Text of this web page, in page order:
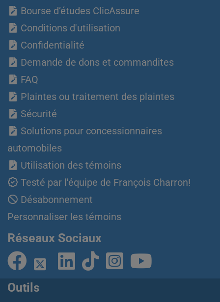
Bourse d’études ClicAssure
Conditions d'utilisation
Confidentialité
Demande de dons et commandites
FAQ
Plaintes ou traitement des plaintes
Sécurité
Solutions pour concessionnaires
automobiles
Utilisation des témoins
Testé par l'équipe de François Charron!
Désabonnement
Personnaliser les témoins
Réseaux Sociaux
Outils